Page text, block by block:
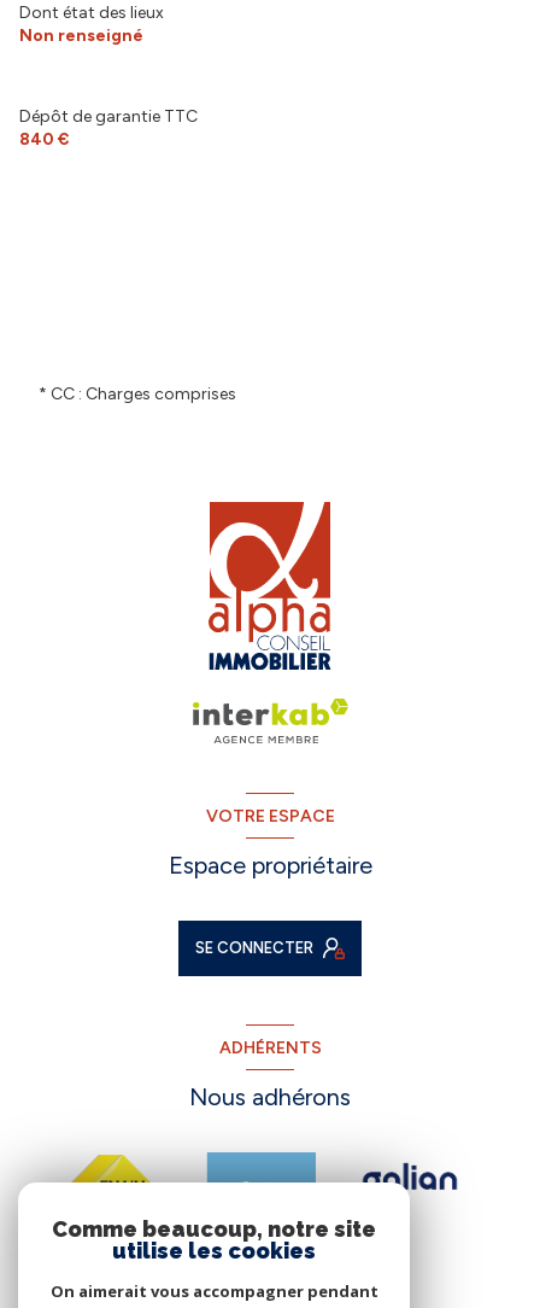
Dont état des lieux
Non renseigné
Dépôt de garantie TTC
840 €
* CC : Charges comprises
VOTRE ESPACE
Espace propriétaire
SE CONNECTER
ADHÉRENTS
Nous adhérons
Comme beaucoup, notre site
utilise les cookies
On aimerait vous accompagner pendant